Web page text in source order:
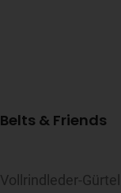
Belts & Friends
Vollrindleder-